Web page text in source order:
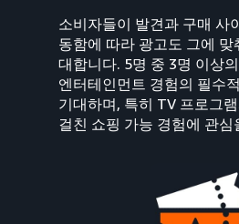
소비자들이 발견과 구매 사
동함에 따라 광고도 그에 맞
대합니다. 5명 중 3명 이상
엔터테인먼트 경험의 필수
기대하며, 특히 TV 프로그
걸친 쇼핑 가능 경험에 관심